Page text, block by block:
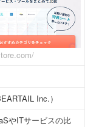
Inc.）
やITサービスの比